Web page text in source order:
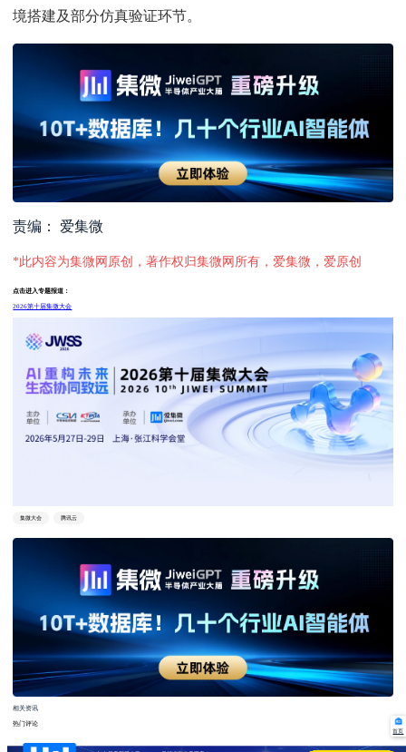
境搭建及部分仿真验证环节。
责编： 爱集微
*此内容为集微网原创，著作权归集微网所有，爱集微，爱原创
点击进入专题报道：
2026第十届集微大会
集微大会 腾讯云
相关资讯
热门评论
首页